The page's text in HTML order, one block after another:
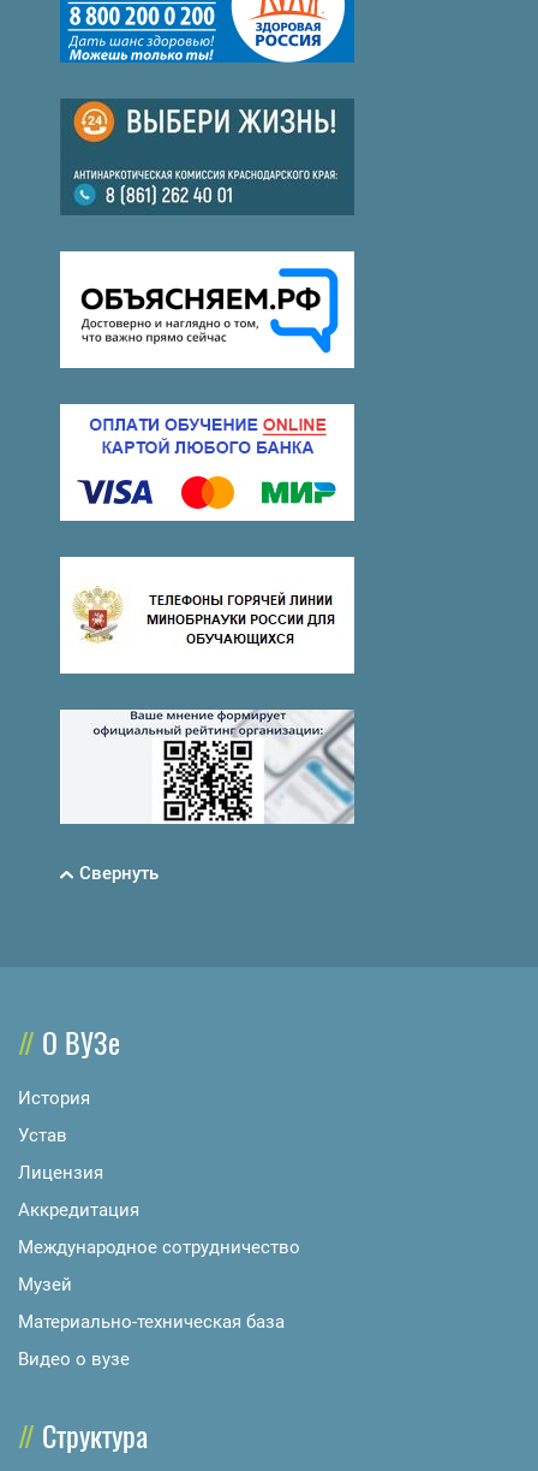
Свернуть
О ВУЗе
История
Устав
Лицензия
Аккредитация
Международное сотрудничество
Музей
Материально-техническая база
Видео о вузе
Структура